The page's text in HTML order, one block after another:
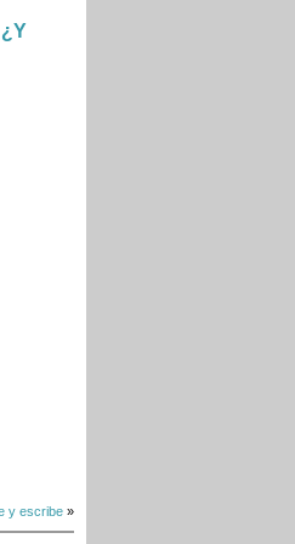
y escribe »